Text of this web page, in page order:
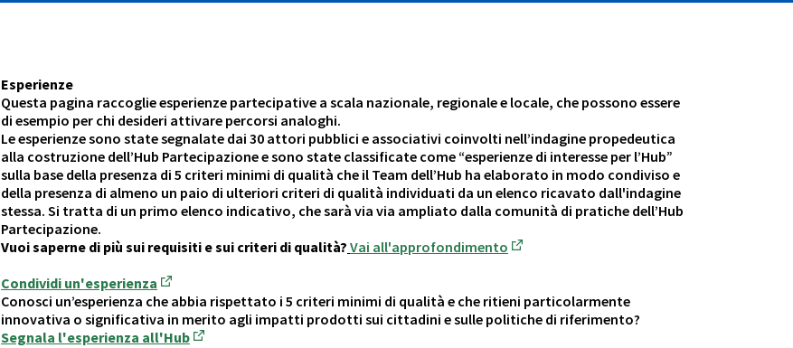
Esperienze
Questa pagina raccoglie esperienze partecipative a scala nazionale, regionale e locale, che possono essere
di esempio per chi desideri attivare percorsi analoghi.
Le esperienze sono state segnalate dai 30 attori pubblici e associativi coinvolti nell’indagine propedeutica
alla costruzione dell’Hub Partecipazione e sono state classificate come “esperienze di interesse per l’Hub”
sulla base della presenza di 5 criteri minimi di qualità che il Team dell’Hub ha elaborato in modo condiviso e
della presenza di almeno un paio di ulteriori criteri di qualità individuati da un elenco ricavato dall'indagine
stessa. Si tratta di un primo elenco indicativo, che sarà via via ampliato dalla comunità di pratiche dell’Hub
Partecipazione.
Vuoi saperne di più sui requisiti e sui criteri di qualità? Vai all'approfondimento
Condividi un'esperienza
(Opens in new tab)
Conosci un’esperienza che abbia rispettato i 5 criteri minimi di qualità e che ritieni particolarmente
innovativa o significativa in merito agli impatti prodotti sui cittadini e sulle politiche di riferimento?
Segnala l'esperienza all'Hub